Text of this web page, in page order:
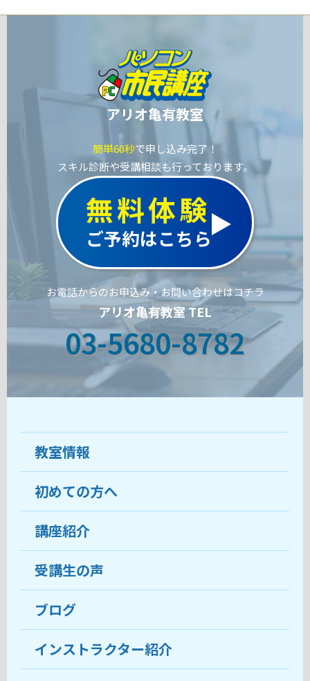
アリオ亀有教室
簡単60秒で申し込み完了！
スキル診断や受講相談も行っております。
無料体験
ご予約はこちら
お電話からのお申込み・お問い合わせはコチラ
アリオ亀有教室 TEL
03-5680-8782
教室情報
教室について
受講生の声
おすすめ・人気の講座
目的から講座を探す
教室ブログ
初めての方へ
ココがおすすめ
料金
受講までの流れ
よくあるご質問
講座紹介
受講生の声
ブログ
インストラクター紹介